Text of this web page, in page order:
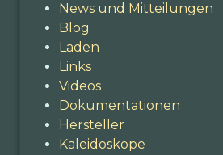
News und Mitteilungen
Blog
Laden
Links
Videos
Dokumentationen
Hersteller
Kaleidoskope